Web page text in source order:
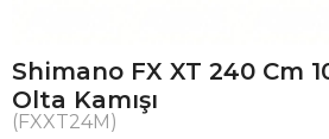
Shimano FX XT 240 Cm
Olta Kamışı
(FXXT24M)